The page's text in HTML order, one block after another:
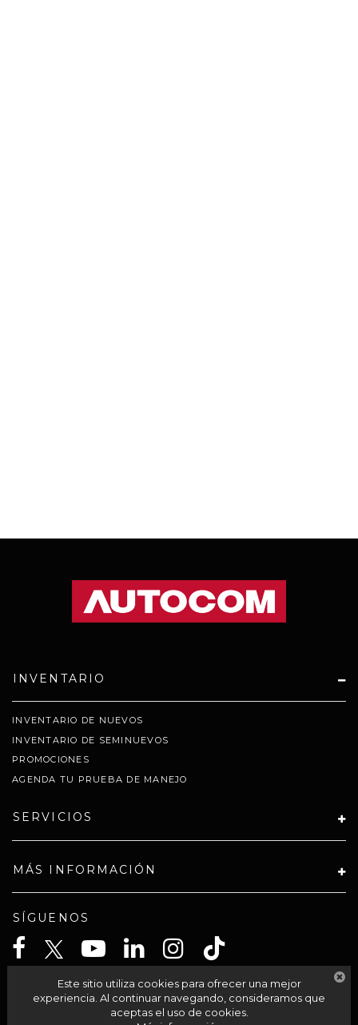
INVENTARIO
INVENTARIO DE NUEVOS
INVENTARIO DE SEMINUEVOS
PROMOCIONES
AGENDA TU PRUEBA DE MANEJO
SERVICIOS
MÁS INFORMACIÓN
SÍGUENOS
CELTA SOLUCIONES SA PI DE CV
Este sitio utiliza cookies para ofrecer una mejor
experiencia. Al continuar navegando, consideramos que
aceptas el uso de cookies.